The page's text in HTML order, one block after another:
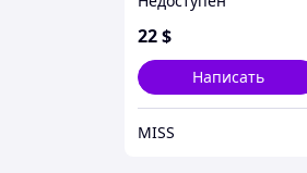
22$
Написать
MISS